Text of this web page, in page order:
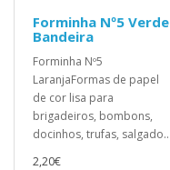
Forminha Nº5 Verde
Bandeira
Forminha Nº5
LaranjaFormas de papel
de cor lisa para
brigadeiros, bombons,
docinhos, trufas, salgado..
2,20€